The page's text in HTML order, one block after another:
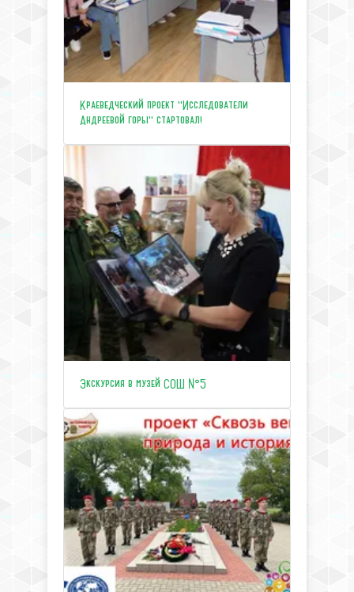
Краеведческий проект "Исследователи
Андреевой горы" стартовал!
Экскурсия в музей СОШ №5